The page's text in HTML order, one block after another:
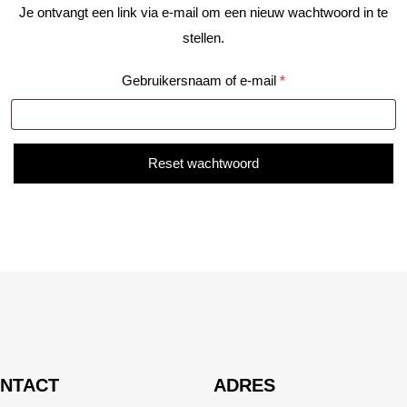
Je ontvangt een link via e-mail om een nieuw wachtwoord in te
stellen.
Gebruikersnaam of e-mail *Vereist
Reset wachtwoord
ADRES